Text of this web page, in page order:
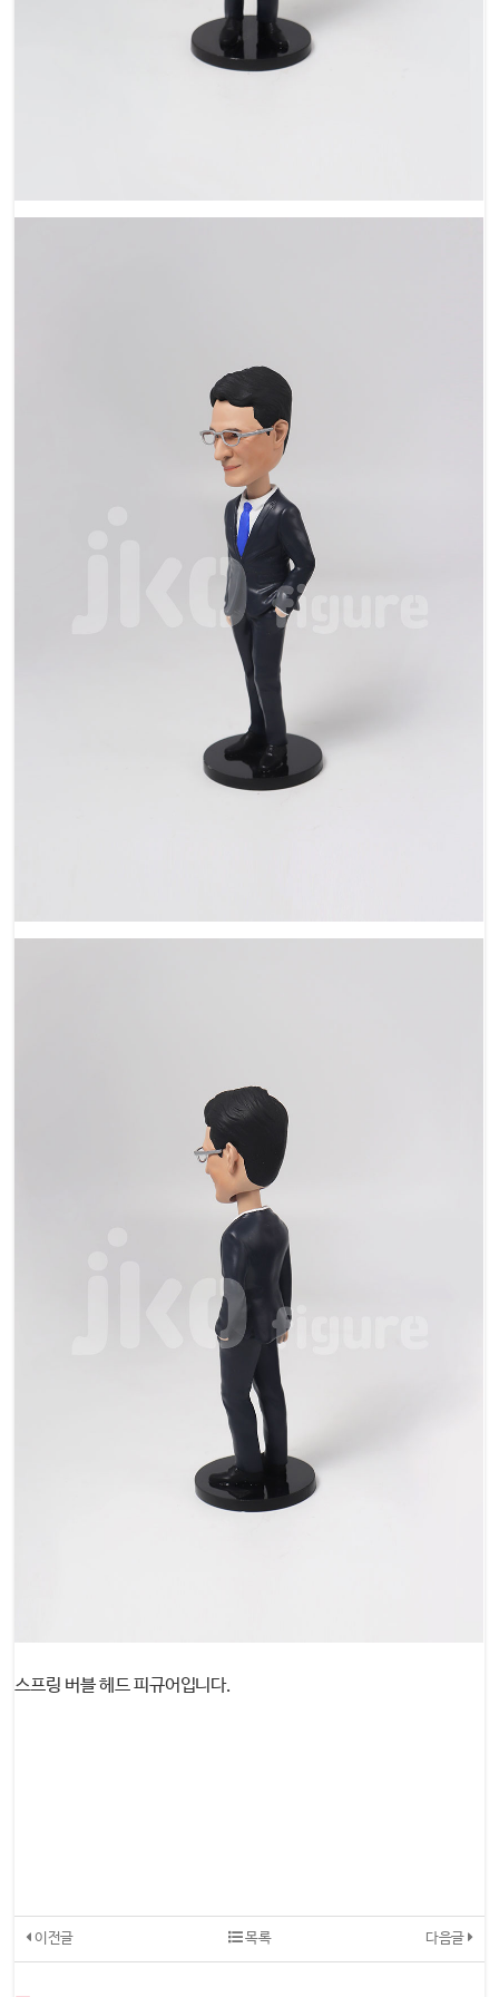
스프링 버블 헤드 피규어입니다.
이전글 다음글
목록